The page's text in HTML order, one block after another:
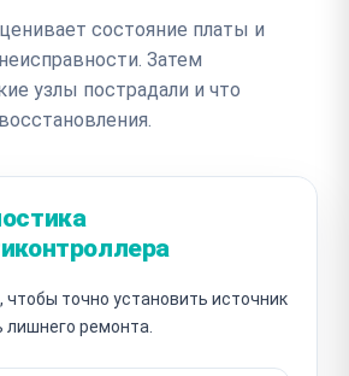
состояние платы и
Затем
узлы пострадали и что
чтобы точно установить источник
ремонта.